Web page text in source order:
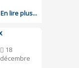
En lire plus...
18
décembre